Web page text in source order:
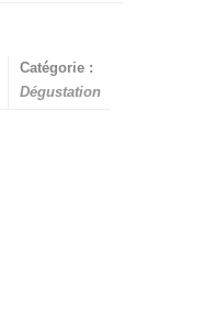
Catégorie :
Dégustation